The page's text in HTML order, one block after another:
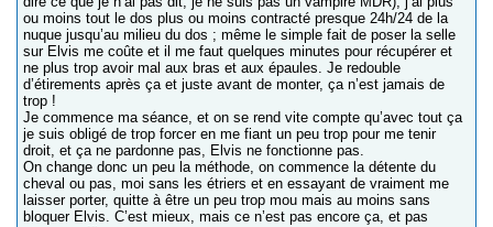
ou moins tout le dos plus ou moins contracté presque 24h/24 de la
nuque jusqu’au milieu du dos ; même le simple fait de poser la selle
sur Elvis me coûte et il me faut quelques minutes pour récupérer et
ne plus trop avoir mal aux bras et aux épaules. Je redouble
d’étirements après ça et juste avant de monter, ça n’est jamais de
trop !
Je commence ma séance, et on se rend vite compte qu’avec tout ça
je suis obligé de trop forcer en me fiant un peu trop pour me tenir
droit, et ça ne pardonne pas, Elvis ne fonctionne pas.
On change donc un peu la méthode, on commence la détente du
cheval ou pas, moi sans les étriers et en essayant de vraiment me
laisser porter, quitte à être un peu trop mou mais au moins sans
bloquer Elvis. C’est mieux, mais ce n’est pas encore ça, et pas